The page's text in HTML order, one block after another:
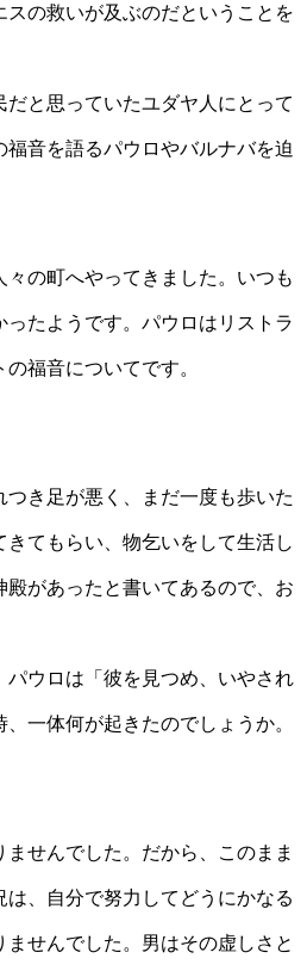
の救いが及ぶのだということを
と思っていたユダヤ人にとって
音を語るパウロやバルナバを迫
の町へやってきました。いつも
たようです。パウロはリストラ
福音についてです。
き足が悪く、まだ一度も歩いた
てもらい、物乞いをして生活し
があったと書いてあるので、お
ウロは「彼を見つめ、いやされ
一体何が起きたのでしょうか。
せんでした。だから、このまま
、自分で努力してどうにかなる
せんでした。男はその虚しさと